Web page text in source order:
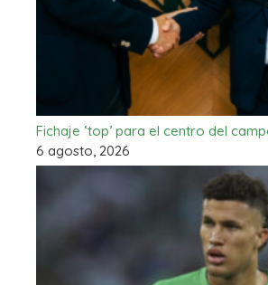
Fichaje ‘top’ para el centro del
6 agosto, 2026